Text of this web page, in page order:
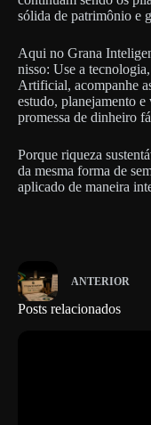
sólida de patrimônio e
Aqui no Grana
nisso: Use a
Artificial, acompanhe
estudo, planejamento
promessa de dinheiro
Porque riqueza
da mesma forma de
aplicado de maneira
ANTERIOR
Posts relacionados